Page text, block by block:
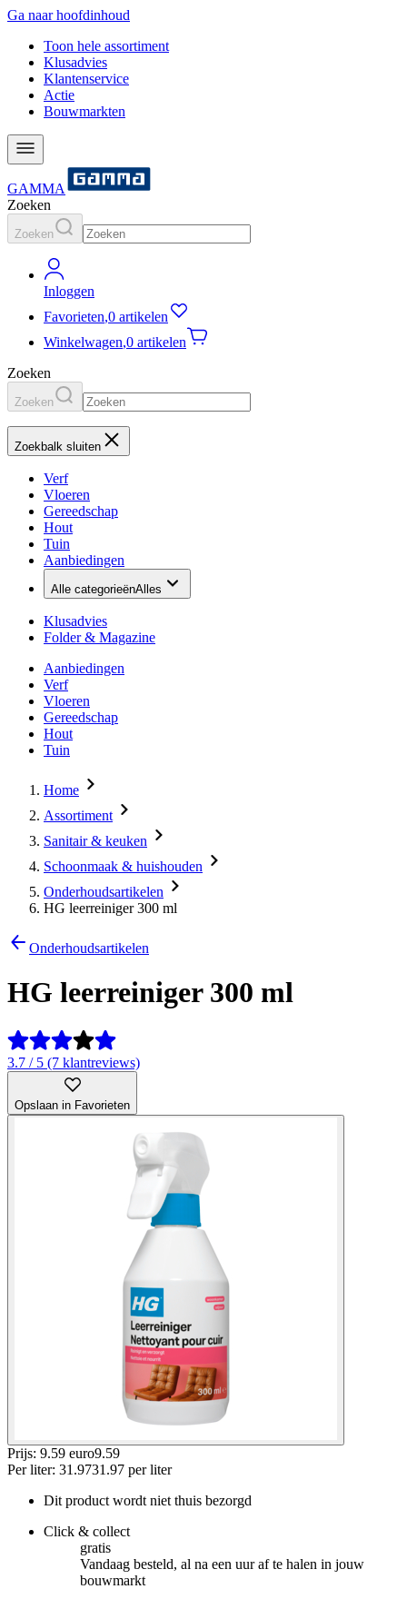
Ga naar hoofdinhoud
Toon hele assortiment
Klusadvies
Klantenservice
Actie
Bouwmarkten
GAMMA
Zoeken
Zoeken
Inloggen
Favorieten,0 artikelen
Winkelwagen,0 artikelen
Zoeken
Zoeken
Zoekbalk sluiten
Verf
Vloeren
Gereedschap
Hout
Tuin
Aanbiedingen
Alle categorieënAlles
Klusadvies
Folder & Magazine
Aanbiedingen
Verf
Vloeren
Gereedschap
Hout
Tuin
Home
Assortiment
Sanitair & keuken
Schoonmaak & huishouden
Onderhoudsartikelen
HG leerreiniger 300 ml
Onderhoudsartikelen
HG leerreiniger 300 ml
3.7 / 5 (7 klantreviews)
Opslaan in Favorieten
Prijs: 9.59 euro9.59
Per liter: 31.9731.97 per liter
Dit product wordt niet thuis bezorgd
Click & collect
gratis
Vandaag besteld, al na een uur af te halen in jouw
bouwmarkt